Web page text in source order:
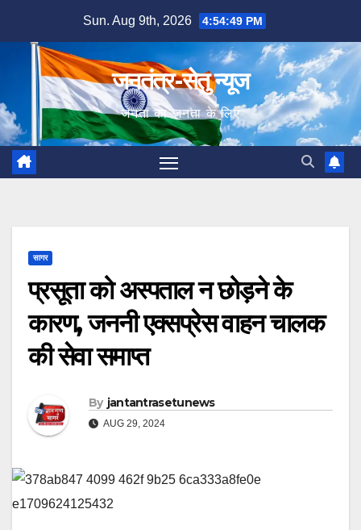
content
Sun. Aug 9th, 2026 4:54:50 PM
जनतंत्र-सेतु न्यूज
जनता का जनता के लिए
सागर
प्रसूता को अस्पताल न छोड़ने के
कारण, जननी एक्सप्रेस वाहन चालक
की सेवा समाप्त
By jantantrasetunews
AUG 29, 2024